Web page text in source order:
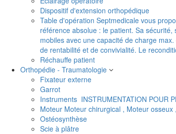
Dispositif d'extension orthopédique
Table d'opération Septmedicale vous
référence absolue : le patient. Sa
mobiles avec une capacité de charge
de rentabilité et de convivialité. Le
Réchauffe patient
Orthopédie - Traumatologie
Fixateur externe
Garrot
Instruments INSTRUMENTATION POUR
Moteur Moteur chirurgical , Moteur
Ostéosynthèse
Scie à plâtre